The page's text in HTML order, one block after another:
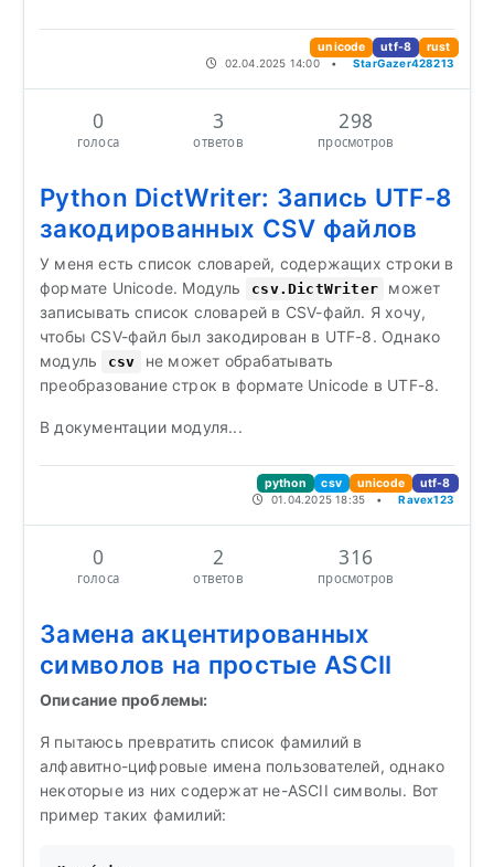
unicode utf-8 rust
02.04.2025 14:00 • StarGazer428213
0
голоса
3
ответов
298
просмотров
Python DictWriter: Запись UTF-8
закодированных CSV файлов
У меня есть список словарей, содержащих строки в
формате Unicode. Модуль
csv.DictWriter
может
записывать список словарей в CSV-файл. Я хочу,
чтобы CSV-файл был закодирован в UTF-8. Однако
модуль
csv
не может обрабатывать
преобразование строк в формате Unicode в UTF-8.
В документации модуля...
python csv unicode utf-8
01.04.2025 18:35 • Ravex123
0
голоса
2
ответов
316
просмотров
Замена акцентированных
символов на простые ASCII
Описание проблемы:
Я пытаюсь превратить список фамилий в
алфавитно-цифровые имена пользователей, однако
некоторые из них содержат не-ASCII символы. Вот
пример таких фамилий: